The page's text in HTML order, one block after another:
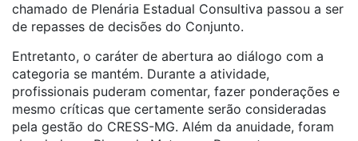
chamado de Plenária Estadual Consultiva passou a ser
de repasses de decisões do Conjunto.
Entretanto, o caráter de abertura ao diálogo com a
categoria se mantém. Durante a atividade,
profissionais puderam comentar, fazer ponderações e
mesmo críticas que certamente serão consideradas
pela gestão do CRESS-MG. Além da anuidade, foram